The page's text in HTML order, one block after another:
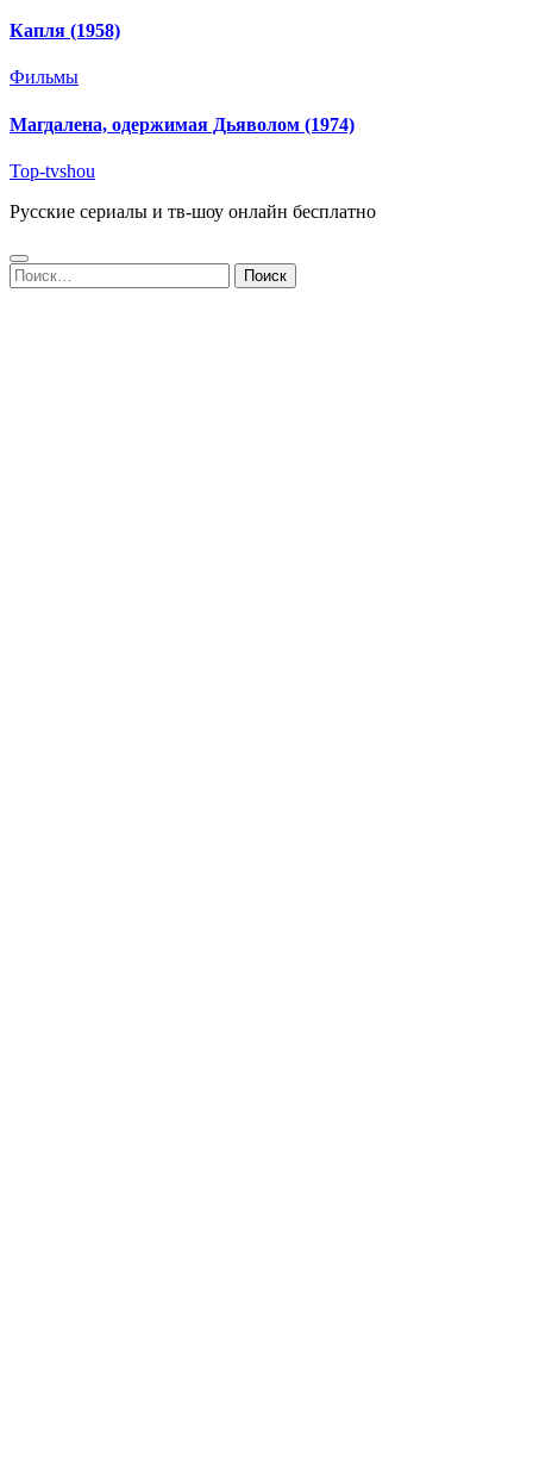
Капля (1958)
Фильмы
Магдалена, одержимая Дьяволом (1974)
Top-tvshou
Русские сериалы и тв-шоу онлайн бесплатно
Найти: